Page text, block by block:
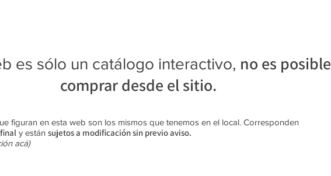
es sólo un catálogo interactivo, no es posible
comprar desde el sitio.
figuran en esta web son los mismos que tenemos en el local. Corresponden
y están sujetos a modificación sin previo aviso​.
acá)